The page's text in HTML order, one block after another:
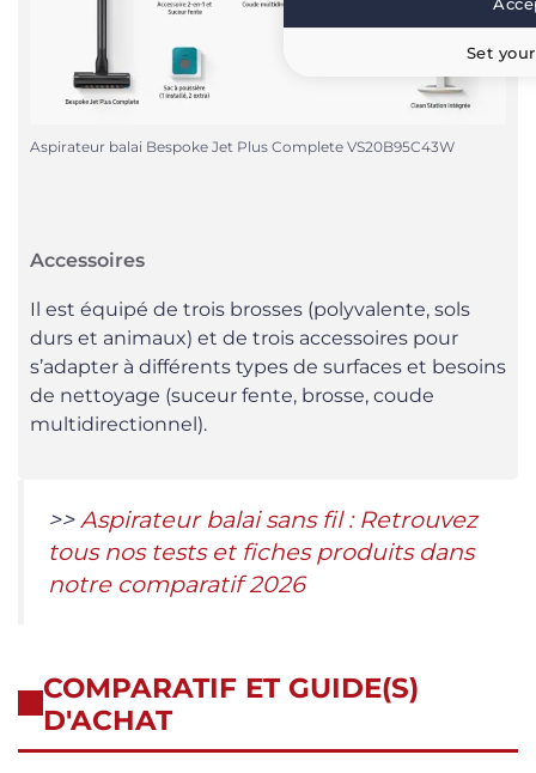
Aspirateur balai Bespoke Jet Plus Complete VS20B95C43W
Accessoires
Il est équipé de trois brosses (polyvalente, sols
durs et animaux) et de trois accessoires pour
s’adapter à différents types de surfaces et besoins
de nettoyage (suceur fente, brosse, coude
multidirectionnel).
>> Aspirateur balai sans fil : Retrouvez
tous nos tests et fiches produits dans
notre comparatif 2026
COMPARATIF ET GUIDE(S)
D'ACHAT
Set